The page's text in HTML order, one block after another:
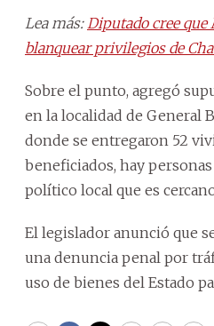
Lea más: Diputado cree
blanquear privilegios de
Sobre el punto, agregó
en la localidad de General
donde se entregaron 52
beneficiados, hay
político local que es
El legislador anunció que
una denuncia penal por
uso de bienes del Estado